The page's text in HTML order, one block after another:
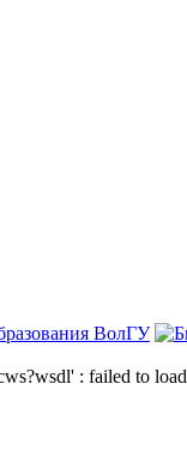
ВолГУ
: failed to